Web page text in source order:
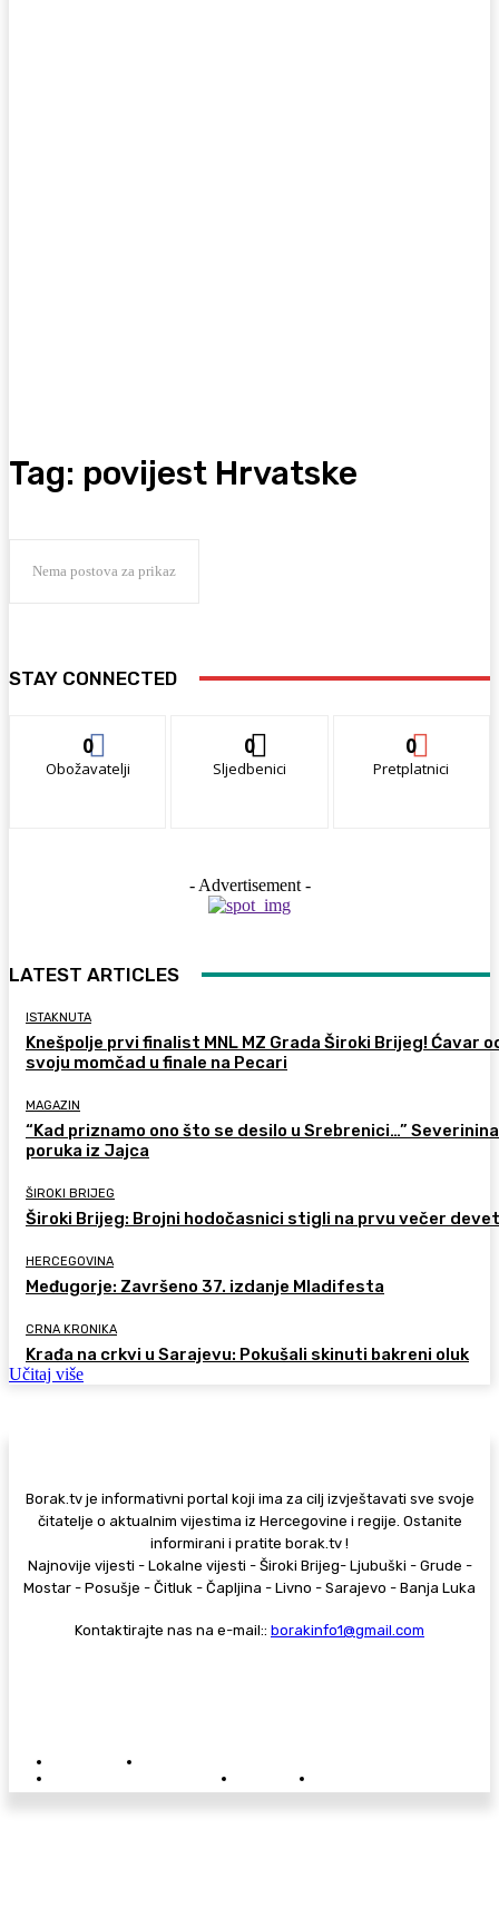
Tag: povijest Hrvatske
Nema postova za prikaz
STAY CONNECTED
0
Obožavatelji
0
Sljedbenici
0
Pretplatnici
- Advertisement -
LATEST ARTICLES
ISTAKNUTA
Knešpolje prvi finalist MNL MZ Grada Široki Brijeg! Ćavar
svoju momčad u finale na Pecari
MAGAZIN
“Kad priznamo ono što se desilo u Srebrenici…” Severinina
poruka iz Jajca
ŠIROKI BRIJEG
Široki Brijeg: Brojni hodočasnici stigli na prvu večer
HERCEGOVINA
Međugorje: Završeno 37. izdanje Mladifesta
CRNA KRONIKA
Krađa na crkvi u Sarajevu: Pokušali skinuti bakreni oluk
Učitaj više
Borak.tv je informativni portal koji ima za cilj izvještavati sve svoje
čitatelje o aktualnim vijestima iz Hercegovine i regije. Ostanite
informirani i pratite borak.tv !
Najnovije vijesti - Lokalne vijesti - Široki Brijeg- Ljubuški - Grude -
Mostar - Posušje - Čitluk - Čapljina - Livno - Sarajevo - Banja Luka
Kontaktirajte nas na e-mail:: borakinfo1@gmail.com